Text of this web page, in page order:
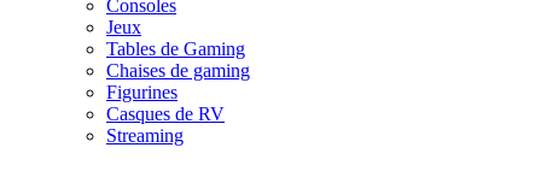
Consoles
Jeux
Tables de Gaming
Chaises de gaming
Figurines
Casques de RV
Streaming